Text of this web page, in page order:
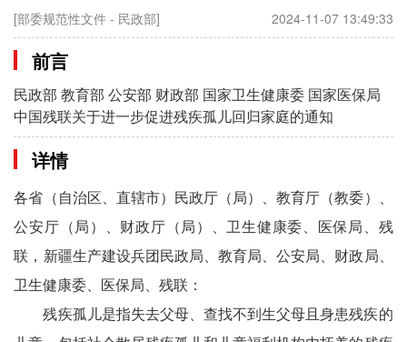
[部委规范性文件 - 民政部] 2024-11-07 13:49:33
前言
民政部 教育部 公安部 财政部 国家卫生健康委 国家医保局
中国残联关于进一步促进残疾孤儿回归家庭的通知
详情
各省（自治区、直辖市）民政厅（局）、教育厅（教委）、
公安厅（局）、财政厅（局）、卫生健康委、医保局、残
联，新疆生产建设兵团民政局、教育局、公安局、财政局、
卫生健康委、医保局、残联：
残疾孤儿是指失去父母、查找不到生父母且身患残疾的